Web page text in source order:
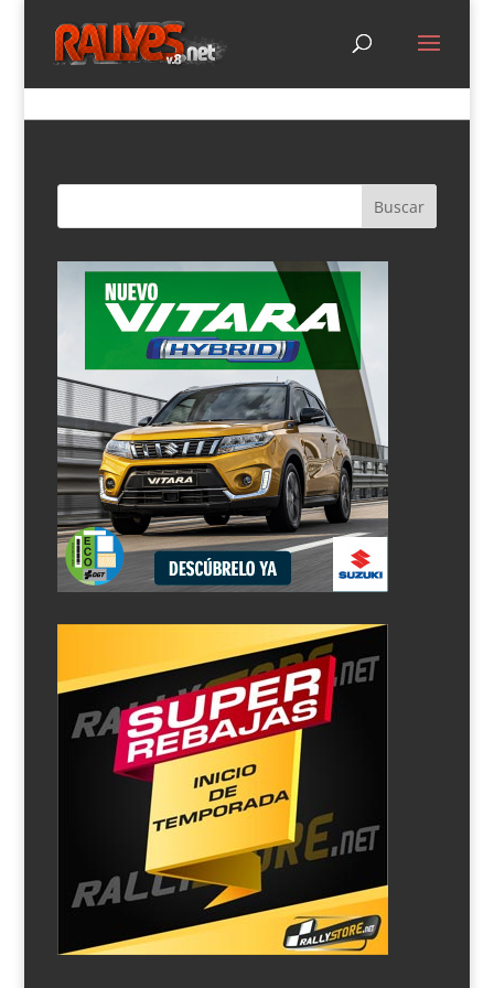
Diego Ruiloba cierra un completo programa con
los premios de la Beca Terratraining Motorsport –
Rallycar, Suzuki y la FAPA
pormaca lvara |Ene 5, 2022| Nacional ,Noticias
y su copiloto Andrés Blanco, ha ganado todo por lo que
ha competido en el año 2021. A base de hacer duros
esfuerzos y mucho talento, Diego y Andrés están a las
puertas de empezar una completa y apasionante...